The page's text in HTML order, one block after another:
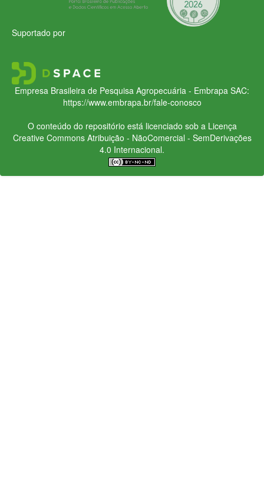
Suportado por
Empresa Brasileira de Pesquisa Agropecuária - Embrapa SAC:
https://www.embrapa.br/fale-conosco
O conteúdo do repositório está licenciado sob a Licença
Creative CommonsAtribuição - NãoComercial - SemDerivações
4.0 Internacional.